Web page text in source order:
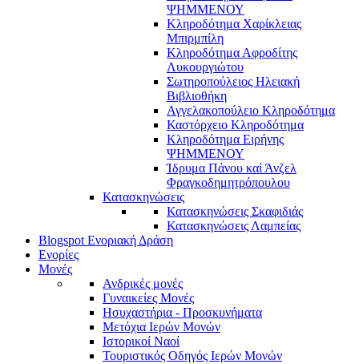
ΨΗΜΜΕΝΟΥ
Κληροδότημα Χαρίκλειας
Μπιρμπίλη
Κληροδότημα Αφροδίτης
Λυκουργιώτου
Σωτηροπούλειος Ηλειακή
Βιβλιοθήκη
Αγγελακοπούλειο Κληροδότημα
Καστόρχειο Κληροδότημα
Κληροδότημα Ειρήνης
ΨΗΜΜΕΝΟΥ
Ίδρυμα Πάνου καί Άνζελ
Φραγκοδημητρόπουλου
Κατασκηνώσεις
Κατασκηνώσεις Σκαφιδιάς
Κατασκηνώσεις Λαμπείας
Blogspot Ενοριακή Δράση
Ενορίες
Μονές
Ανδρικές μονές
Γυναικείες Μονές
Ησυχαστήρια - Προσκυνήματα
Μετόχια Ιερών Μονών
Ιστορικοί Ναοί
Τουριστικός Οδηγός Ιερών Μονών